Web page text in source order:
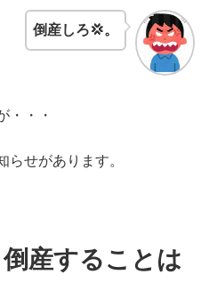
倒産しろ💢。
・・・
らせがあります。
産することは